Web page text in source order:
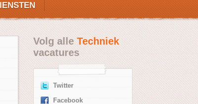
Volg alleTechniek
vacatures
Twitter
Facebook